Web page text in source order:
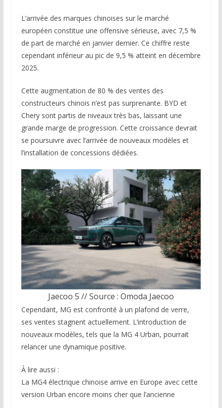
L’arrivée des marques chinoises sur le marché
européen constitue une offensive sérieuse, avec 7,5 %
de part de marché en janvier dernier. Ce chiffre reste
cependant inférieur au pic de 9,5 % atteint en décembre
2025.
Cette augmentation de 80 % des ventes des
constructeurs chinois n’est pas surprenante. BYD et
Chery sont partis de niveaux très bas, laissant une
grande marge de progression. Cette croissance devrait
se poursuivre avec l’arrivée de nouveaux modèles et
l’installation de concessions dédiées.
Jaecoo 5 // Source : Omoda Jaecoo
Cependant, MG est confronté à un plafond de verre,
ses ventes stagnent actuellement. L’introduction de
nouveaux modèles, tels que la MG 4 Urban, pourrait
relancer une dynamique positive.
À lire aussi :
La MG4 électrique chinoise arrive en Europe avec cette
version Urban encore moins cher que l’ancienne